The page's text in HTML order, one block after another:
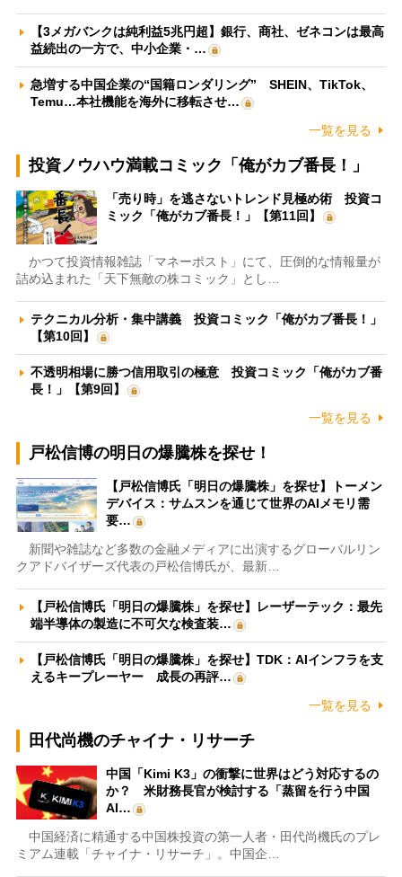
【3メガバンクは純利益5兆円超】銀行、商社、ゼネコンは最高
益続出の一方で、中小企業・…
急増する中国企業の“国籍ロンダリング” SHEIN、TikTok、
Temu…本社機能を海外に移転させ…
一覧を見る
投資ノウハウ満載コミック「俺がカブ番長！」
「売り時」を逃さないトレンド見極め術 投資コ
ミック「俺がカブ番長！」【第11回】
かつて投資情報雑誌「マネーポスト」にて、圧倒的な情報量が
詰め込まれた「天下無敵の株コミック」とし…
テクニカル分析・集中講義 投資コミック「俺がカブ番長！」
【第10回】
不透明相場に勝つ信用取引の極意 投資コミック「俺がカブ番
長！」【第9回】
一覧を見る
戸松信博の明日の爆騰株を探せ！
【戸松信博氏「明日の爆騰株」を探せ】トーメン
デバイス：サムスンを通じて世界のAIメモリ需
要…
新聞や雑誌など多数の金融メディアに出演するグローバルリン
クアドバイザーズ代表の戸松信博氏が、最新…
【戸松信博氏「明日の爆騰株」を探せ】レーザーテック：最先
端半導体の製造に不可欠な検査装…
【戸松信博氏「明日の爆騰株」を探せ】TDK：AIインフラを支
えるキープレーヤー 成長の再評…
一覧を見る
田代尚機のチャイナ・リサーチ
中国「Kimi K3」の衝撃に世界はどう対応するの
か？ 米財務長官が検討する「蒸留を行う中国
AI…
中国経済に精通する中国株投資の第一人者・田代尚機氏のプレ
ミアム連載「チャイナ・リサーチ」。中国企…